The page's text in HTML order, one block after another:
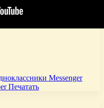
Messenger
Печатать